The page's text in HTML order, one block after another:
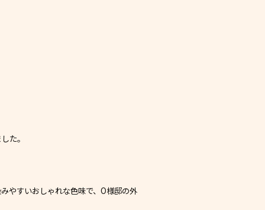
た。
やすいおしゃれな色味で、O様邸の外